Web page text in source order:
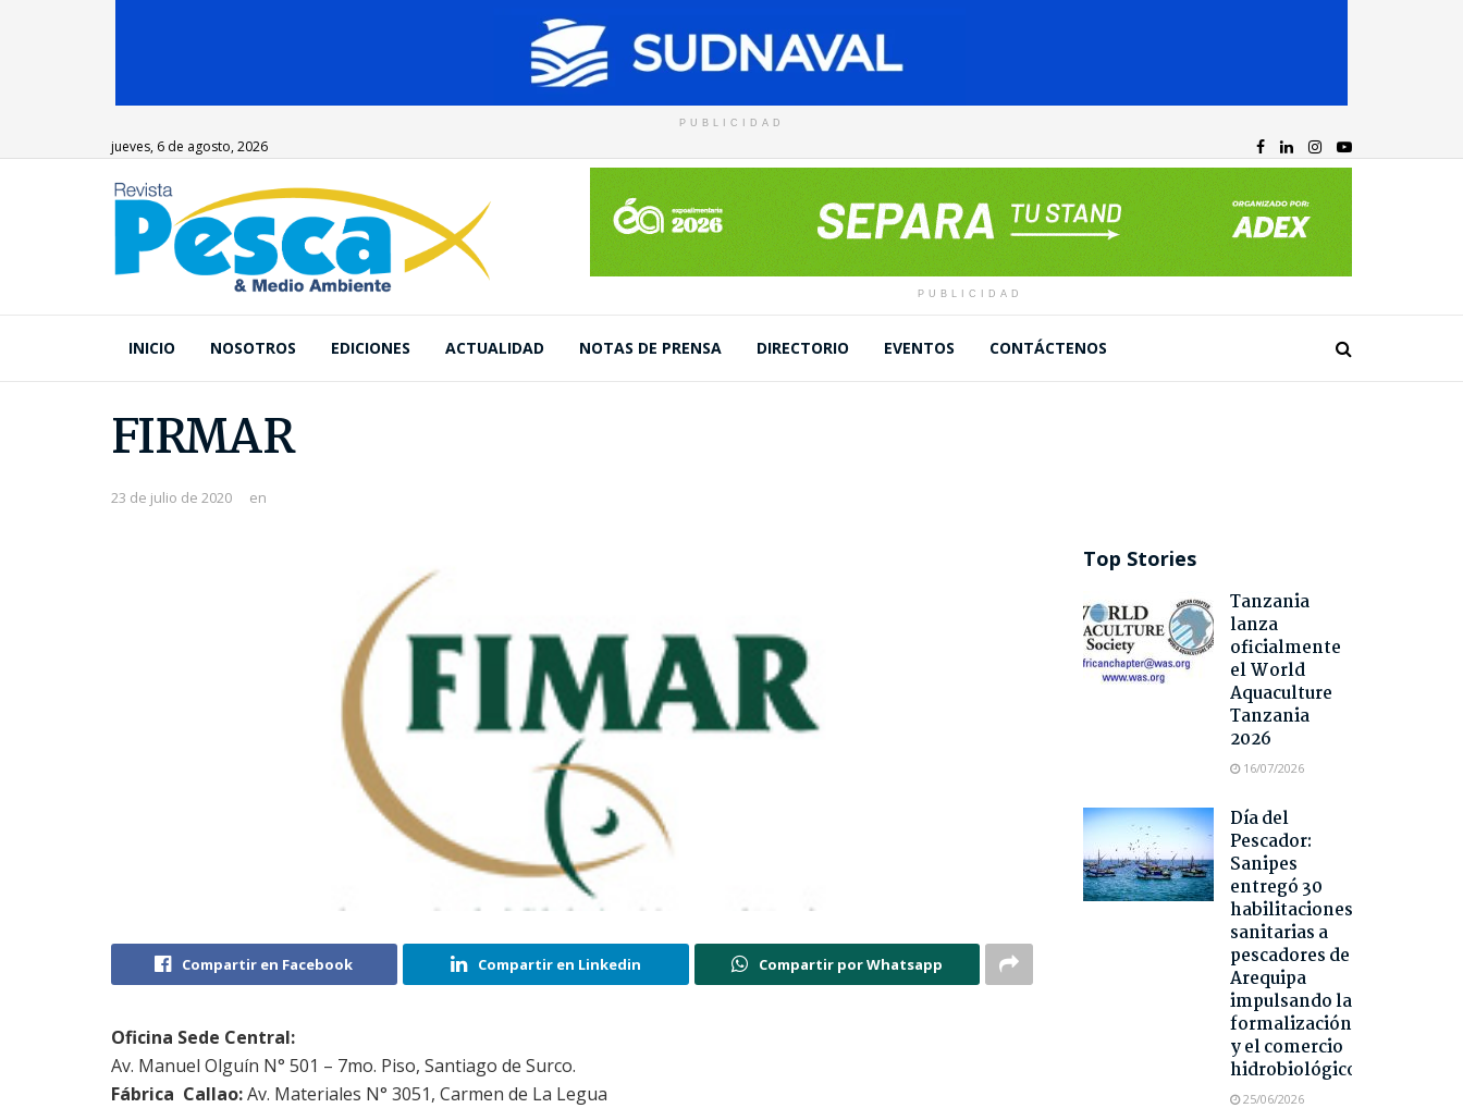
PUBLICIDAD
jueves, 6 de agosto, 2026
PUBLICIDAD
INICIO NOSOTROS EDICIONES ACTUALIDAD NOTAS DE PRENSA DIRECTORIO EVENTOS CONTÁCTENOS
FIRMAR
23 de julio de 2020 en
Compartir en Facebook Compartir en Linkedin Compartir por Whatsapp
Oficina Sede Central:
Av. Manuel Olguín N° 501 – 7mo. Piso, Santiago de Surco.
Fábrica Callao:Av. Materiales N° 3051, Carmen de La Legua
Top Stories
Tanzania
lanza
oficialmente
el World
Aquaculture
Tanzania
2026
16/07/2026
Día del
Pescador:
Sanipes
entregó 30
habilitaciones
sanitarias a
pescadores de
Arequipa
impulsando la
formalización
y el comercio
hidrobiológico
25/06/2026